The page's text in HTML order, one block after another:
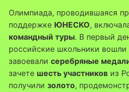
Олимпиада, проводившаяся
поддержке ЮНЕСКО,
командный туры. В первый
российские школьники вошли
завоевали серебряные
зачете шесть участниковиз
получили золото,